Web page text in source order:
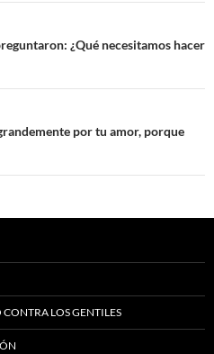
¿Qué necesitamos hacer
por tu amor, porque
LOS GENTILES